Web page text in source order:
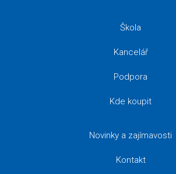
Škola
Kancelář
Podpora
Kde koupit
Novinky a zajímavosti
Kontakt